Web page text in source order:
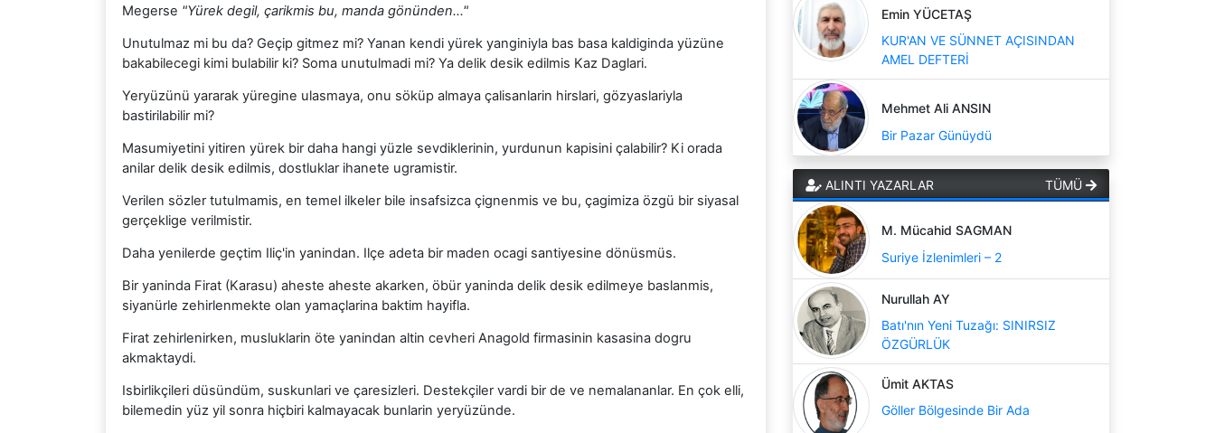
Megerse "Yürek degil, çarikmis bu, manda gönünden…"
Unutulmaz mi bu da? Geçip gitmez mi? Yanan kendi yürek yanginiyla bas basa kaldiginda yüzüne
bakabilecegi kimi bulabilir ki? Soma unutulmadi mi? Ya delik desik edilmis Kaz Daglari.
Yeryüzünü yararak yüregine ulasmaya, onu söküp almaya çalisanlarin hirslari, gözyaslariyla
bastirilabilir mi?
Masumiyetini yitiren yürek bir daha hangi yüzle sevdiklerinin, yurdunun kapisini çalabilir? Ki orada
anilar delik desik edilmis, dostluklar ihanete ugramistir.
Verilen sözler tutulmamis, en temel ilkeler bile insafsizca çignenmis ve bu, çagimiza özgü bir siyasal
gerçeklige verilmistir.
Daha yenilerde geçtim Iliç'in yanindan. Ilçe adeta bir maden ocagi santiyesine dönüsmüs.
Bir yaninda Firat (Karasu) aheste aheste akarken, öbür yaninda delik desik edilmeye baslanmis,
siyanürle zehirlenmekte olan yamaçlarina baktim hayifla.
Firat zehirlenirken, musluklarin öte yanindan altin cevheri Anagold firmasinin kasasina dogru
akmaktaydi.
Isbirlikçileri düsündüm, suskunlari ve çaresizleri. Destekçiler vardi bir de ve nemalananlar. En çok elli,
bilemedin yüz yil sonra hiçbiri kalmayacak bunlarin yeryüzünde.
Emin YÜCETAŞ
KUR'AN VE SÜNNET AÇISINDAN
AMEL DEFTERİ
Mehmet Ali ANSIN
Bir Pazar Günüydü
ALINTI YAZARLAR TÜMÜ
M. Mücahid SAGMAN
Suriye İzlenimleri – 2
Nurullah AY
Batı'nın Yeni Tuzağı: SINIRSIZ
ÖZGÜRLÜK
Ümit AKTAS
Göller Bölgesinde Bir Ada